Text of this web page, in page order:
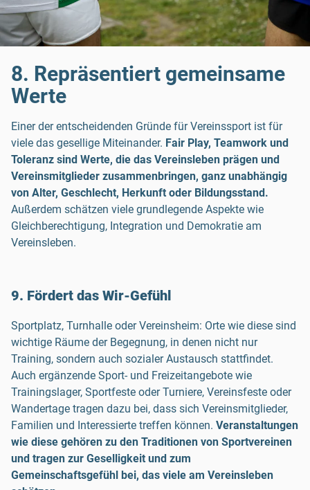
8. Repräsentiert gemeinsame
Werte
Einer der entscheidenden Gründe für Vereinssport ist für
viele das gesellige Miteinander. Fair Play, Teamwork und
Toleranz sind Werte, die das Vereinsleben prägen und
Vereinsmitglieder zusammenbringen, ganz unabhängig
von Alter, Geschlecht, Herkunft oder Bildungsstand.
Außerdem schätzen viele grundlegende Aspekte wie
Gleichberechtigung, Integration und Demokratie am
Vereinsleben.
9. Fördert das Wir-Gefühl
Sportplatz, Turnhalle oder Vereinsheim: Orte wie diese sind
wichtige Räume der Begegnung, in denen nicht nur
Training, sondern auch sozialer Austausch stattfindet.
Auch ergänzende Sport- und Freizeitangebote wie
Trainingslager, Sportfeste oder Turniere, Vereinsfeste oder
Wandertage tragen dazu bei, dass sich Vereinsmitglieder,
Familien und Interessierte treffen können. Veranstaltungen
wie diese gehören zu den Traditionen von Sportvereinen
und tragen zur Geselligkeit und zum
Gemeinschaftsgefühl bei, das viele am Vereinsleben